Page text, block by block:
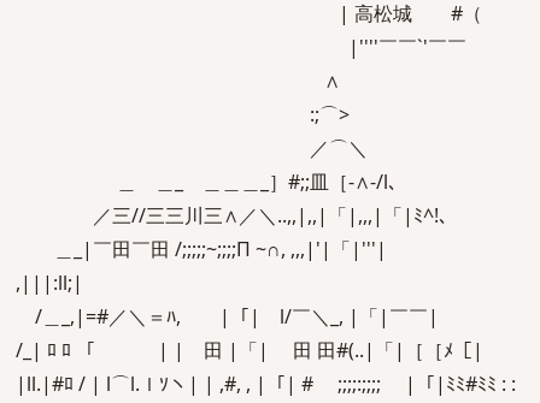
| 高松城 #（
|''''￣￣`'￣￣
∧
:;⌒>
／⌒＼
＿ ＿_ ＿＿＿_］#;;皿［-∧-/l､
／三//三三川三∧／＼..,,|,,|「|,,,|「|ﾐ^!､
＿_|￣田￣田 /;;;;;~;;;;Π ~∩, ,,,|'|「|'''|
,|||:ll;|
/＿_,|=#／＼＝ﾊ,￣￣|「|￣l/￣＼_, |「|￣￣|
/_| ﾛ ﾛ 「￣￣￣ | | 田 |「| 田 田#(..|「|［［ﾒ［|
|ll.|#ﾛ / | l⌒l.ｌｿヽ| | ,#, , |「| # ;;;;:;;;; |「|ﾐﾐ#ﾐﾐ : :